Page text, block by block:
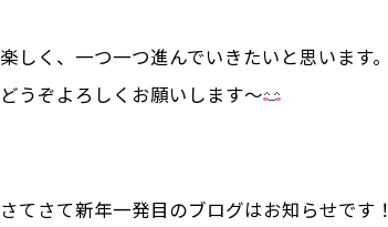
楽しく、一つ一つ進んでいきたいと思います。
どうぞよろしくお願いします～
さてさて新年一発目のブログはお知らせです！